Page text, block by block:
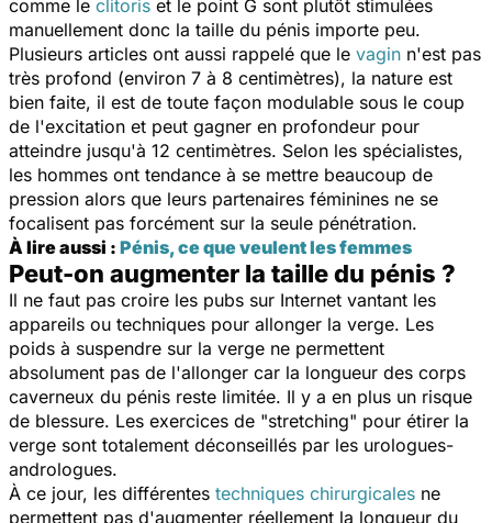
comme le clitoris et le point G sont plutôt stimulées
manuellement donc la taille du pénis importe peu.
Plusieurs articles ont aussi rappelé que le vagin n'est pas
très profond (environ 7 à 8 centimètres), la nature est
bien faite, il est de toute façon modulable sous le coup
de l'excitation et peut gagner en profondeur pour
atteindre jusqu'à 12 centimètres. Selon les spécialistes,
les hommes ont tendance à se mettre beaucoup de
pression alors que leurs partenaires féminines ne se
focalisent pas forcément sur la seule pénétration.
À lire aussi : Pénis, ce que veulent les femmes
Peut-on augmenter la taille du pénis ?
Il ne faut pas croire les pubs sur Internet vantant les
appareils ou techniques pour allonger la verge. Les
poids à suspendre sur la verge ne permettent
absolument pas de l'allonger car la longueur des corps
caverneux du pénis reste limitée. Il y a en plus un risque
de blessure. Les exercices de "stretching" pour étirer la
verge sont totalement déconseillés par les urologues-
andrologues.
À ce jour, les différentes techniques chirurgicales ne
permettent pas d'augmenter réellement la longueur du